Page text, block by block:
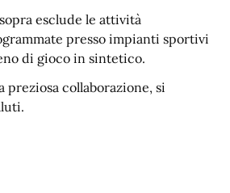
esclude le attività
presso impianti sportivi
di gioco in sintetico.
preziosa collaborazione, si